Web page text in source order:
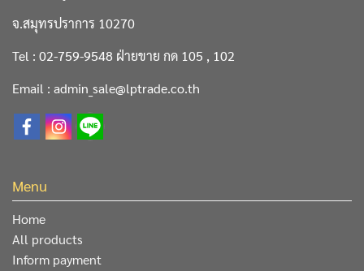
จ.สมุทรปราการ 10270
Tel : 02-759-9548 ฝ่ายขาย กด 105 , 102
Email : admin_sale@lptrade.co.th
Menu
Home
All products
Inform payment